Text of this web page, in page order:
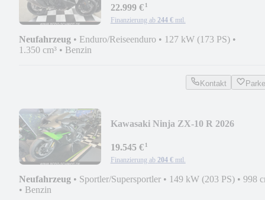
22.999 €¹
Finanzierung ab 244 € mtl.
Neufahrzeug • Enduro/Reiseenduro • 127 kW (173 PS) •
1.350 cm³ • Benzin
Kontakt
Kawasaki Ninja ZX-10 R 2026
19.545 €¹
Finanzierung ab 204 € mtl.
Neufahrzeug • Sportler/Supersportler • 149 kW (203 PS) • 998
• Benzin